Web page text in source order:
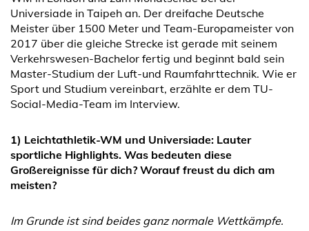
Universiade in Taipeh an. Der dreifache Deutsche
Meister über 1500 Meter und Team-Europameister von
2017 über die gleiche Strecke ist gerade mit seinem
Verkehrswesen-Bachelor fertig und beginnt bald sein
Master-Studium der Luft-und Raumfahrttechnik. Wie er
Sport und Studium vereinbart, erzählte er dem TU-
Social-Media-Team im Interview.
1) Leichtathletik-WM und Universiade: Lauter
sportliche Highlights. Was bedeuten diese
Großereignisse für dich? Worauf freust du dich am
meisten?
Im Grunde ist sind beides ganz normale Wettkämpfe.